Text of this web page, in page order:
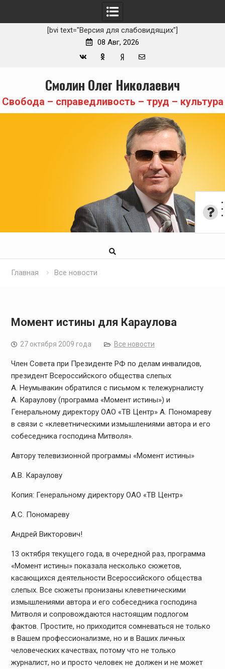
[bvi text="Версия для слабовидящих"]
08 Авг, 2026
Zen
mail
content
Смолин Олег Николаевич
Свобода – справедливость – труд – культура
Главная Все новости
Момент истины для Караулова
27 октября 2009 года Все новости
Член Совета при Президенте РФ по делам инвалидов,
президент Всероссийского общества слепых
А. Неумывакин обратился с письмом к тележурналисту
А. Караулову (программа «Момент истины») и
Генеральному директору ОАО «ТВ Центр» А. Пономареву
в связи с «клеветническими измышлениями автора и его
собеседника господина Митволя».
Автору телевизионной программы «Момент истины»
А.В. Караулову
Копия: Генеральному директору ОАО «ТВ Центр»
А.С. Пономареву
Андрей Викторович!
13 октября текущего года, в очередной раз, программа
«Момент истины» показала несколько сюжетов,
касающихся деятельности Всероссийского общества
слепых. Все сюжеты пронизаны клеветническими
измышлениями автора и его собеседника господина
Митволя и сопровождаются настоящим подлогом
фактов. Простите, но приходится сомневаться не только
в Вашем профессионализме, но и в Ваших личных
человеческих качествах, потому что не только
журналист, но и просто человек не должен и не может